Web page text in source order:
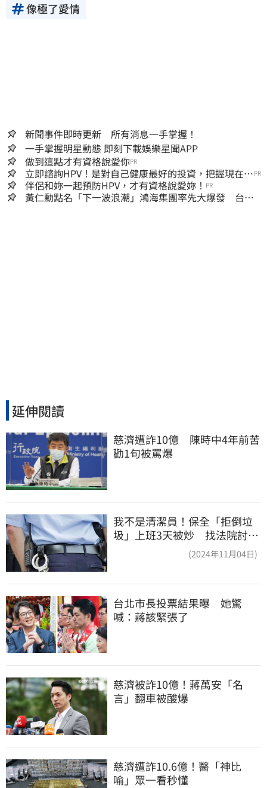
像極了愛情
新聞事件即時更新 所有消息一手掌握！
一手掌握明星動態 即刻下載娛樂星聞APP
做到這點才有資格說愛你PR
立即諮詢HPV！是對自己健康最好的投資，把握現在不
嫌晚！
PR
伴侶和妳一起預防HPV，才有資格說愛妳！ PR
黃仁勳點名「下一波浪潮」鴻海集團率先大爆發 台股
延伸閱讀
慈濟遭詐10億　陳時中4年前苦
勸1句被罵爆
我不是清潔員！保全「拒倒垃
圾」上班3天被炒 找法院討公
(2024年11月04日)
台北市長投票結果曝　她驚
喊：蔣該緊張了
慈濟被詐10億！蔣萬安「名
言」翻車被酸爆
慈濟遭詐10.6億！醫「神比
喻」眾一看秒懂